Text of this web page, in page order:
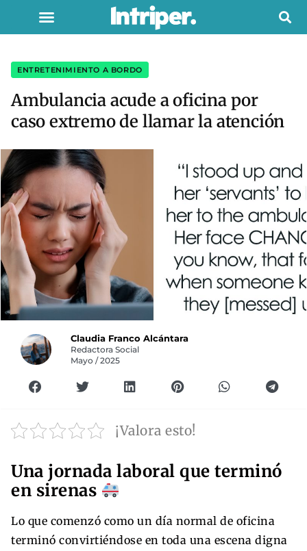
ENTRETENIMIENTO A BORDO
Ambulancia acude a oficina por
caso extremo de llamar la atención
Claudia Franco Alcántara
Redactora Social
Mayo / 2025
¡Valora esto!
Una jornada laboral que terminó
en sirenas
Lo que comenzó como un día normal de oficina
terminó convirtiéndose en toda una escena digna